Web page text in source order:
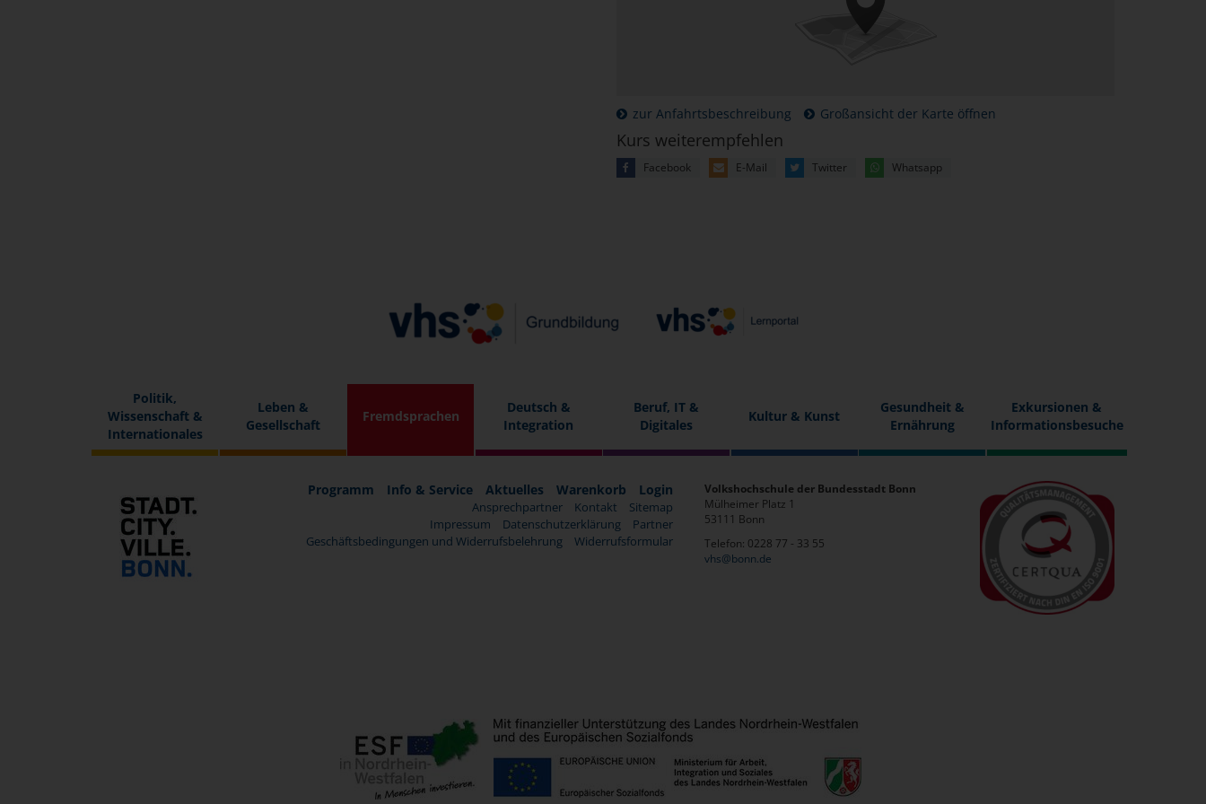
zur Anfahrtsbeschreibung Großansicht der Karte öffnen
Kurs weiterempfehlen
Facebook E-Mail Twitter Whatsapp
Politik,
Wissenschaft &
Internationales
Leben &
Gesellschaft
Fremdsprachen
Deutsch &
Integration
Beruf, IT &
Digitales
Kultur & Kunst
Gesundheit &
Ernährung
Exkursionen &
Informationsbesuche
Programm Info & Service Aktuelles Warenkorb Login
Ansprechpartner Kontakt
Sitemap
Impressum
Datenschutzerklärung
Partner
Geschäftsbedingungen und Widerrufsbelehrung
Widerrufsformular
Volkshochschule der Bundesstadt Bonn
Mülheimer Platz 1
53111 Bonn
Telefon: 0228 77 - 33 55
vhs@bonn.de